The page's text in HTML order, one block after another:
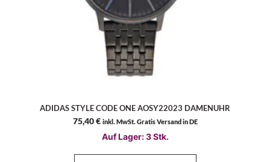
ADIDAS STYLE CODE ONE AOSY22023 DAMENUHR
75,40€ inkl. MwSt. Gratis Versand in DE
Auf Lager: 3 Stk.